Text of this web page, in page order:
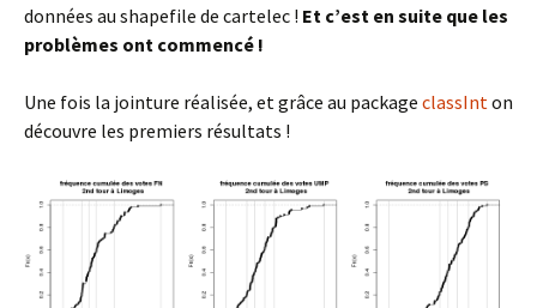
données au shapefile de cartelec ! Et c’est en suite que les
problèmes ont commencé !
Une fois la jointure réalisée, et grâce au package classInt on
découvre les premiers résultats !